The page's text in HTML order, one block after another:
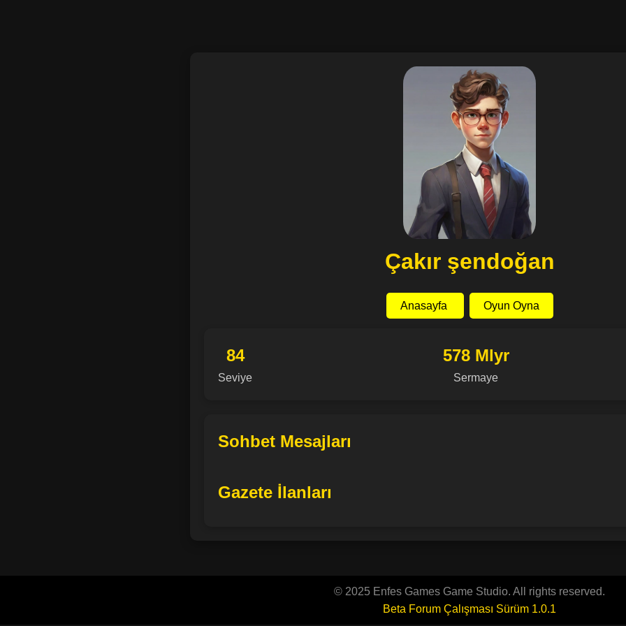
Çakır şendoğan
Anasayfa Oyun Oyna
84
Seviye
578 Mlyr
Sermaye
Sohbet Mesajları
Gazete İlanları
© 2025 Enfes Games Game Studio. All rights reserved.
Beta Forum Çalışması Sürüm 1.0.1